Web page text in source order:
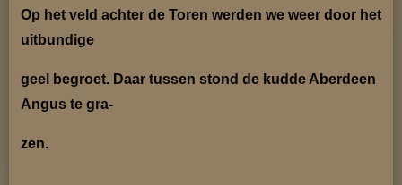
Op het veld achter de Toren werden we weer door het
uitbundige
geel begroet. Daar tussen stond de kudde Aberdeen
Angus te gra-
zen.